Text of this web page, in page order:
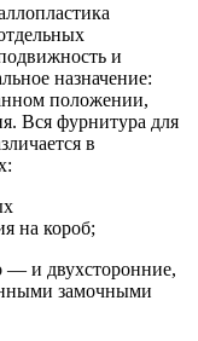
и
назначение:
положении,
Вся фурнитура для
в
на короб;
— и двухсторонние,
замочными